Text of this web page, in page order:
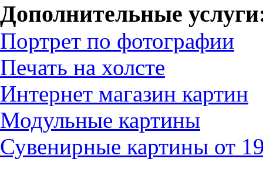
Дополнительные
Портрет по фотографии
Печать на холсте
Интернет магазин картин
Модульные картины
Сувенирные картины от